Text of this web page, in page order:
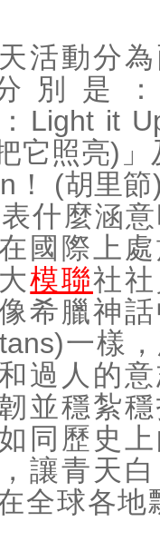
動分為
別是：
Light it
它照亮)」
！ (胡里
什麼涵
國際上
模聯社
希臘神
一樣
過人的
並穩紮
同歷史
讓青天
全球各